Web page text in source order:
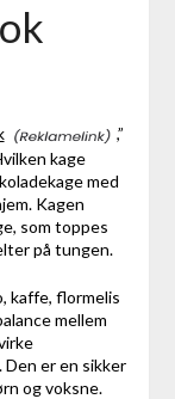
,”
kage
med
Kagen
som toppes
på tungen.
kaffe, flormelis
mellem
er en sikker
og voksne.